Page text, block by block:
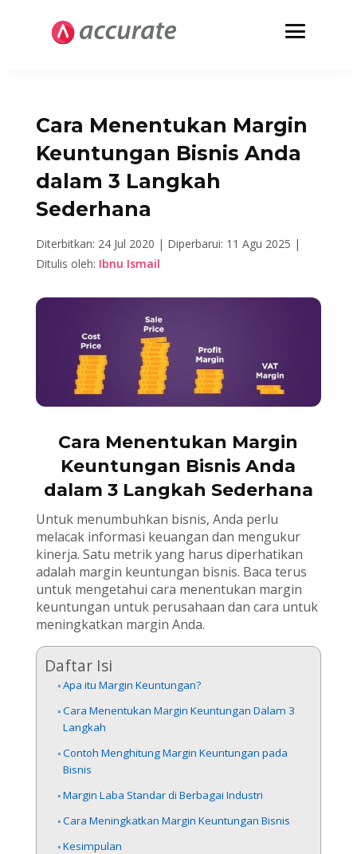
Cara Menentukan Margin
Keuntungan Bisnis Anda
dalam 3 Langkah
Sederhana
Diterbitkan: 24 Jul 2020 | Diperbarui: 11 Agu 2025 |
Ditulis oleh: Ibnu Ismail
Cara Menentukan Margin
Keuntungan Bisnis Anda
dalam 3 Langkah Sederhana
Untuk menumbuhkan bisnis, Anda perlu
melacak informasi keuangan dan mengukur
kinerja. Satu metrik yang harus diperhatikan
adalah margin keuntungan bisnis. Baca terus
untuk mengetahui cara menentukan margin
keuntungan untuk perusahaan dan cara untuk
meningkatkan margin Anda.
Daftar Isi
Apa itu Margin Keuntungan?
Cara Menentukan Margin Keuntungan Dalam 3
Langkah
Contoh Menghitung Margin Keuntungan pada
Bisnis
Margin Laba Standar di Berbagai Industri
Cara Meningkatkan Margin Keuntungan Bisnis
Kesimpulan